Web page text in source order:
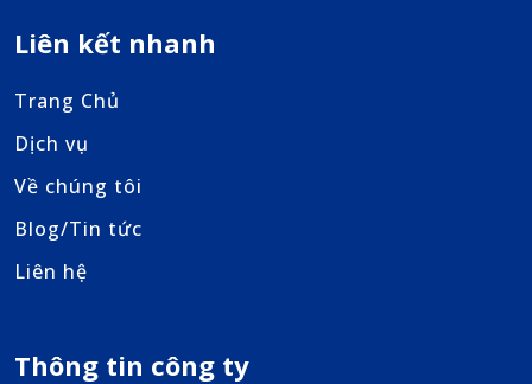
Liên kết nhanh
Trang Chủ
Dịch vụ
Về chúng tôi
Blog/Tin tức
Liên hệ
Thông tin công ty